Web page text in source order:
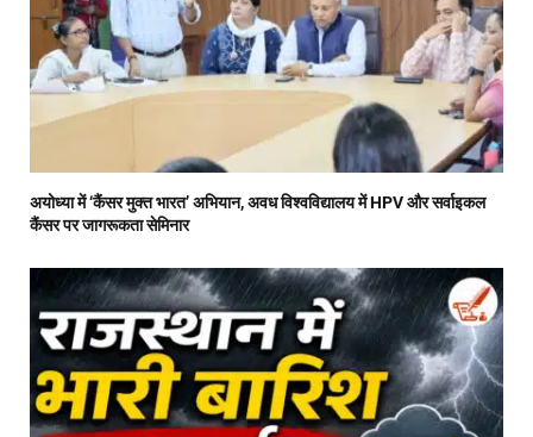
अयोध्या में ‘कैंसर मुक्त भारत’ अभियान, अवध विश्वविद्यालय में HPV और सर्वाइकल
कैंसर पर जागरूकता सेमिनार